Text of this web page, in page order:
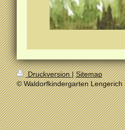
Druckversion| Sitemap
© Waldorfkindergarten Lengerich